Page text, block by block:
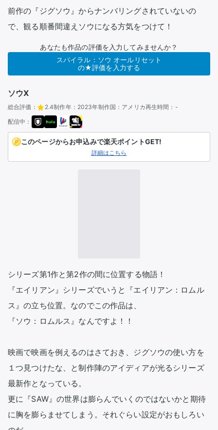
前作の『ジグソウ』からナンバリングされていないの
で、観る順番間違えソウになる方気をつけて！
あなたも作品の評価を入力してみませんか？
スパイラル：ソウ オールリセット
の★評価を入力する
ソウX
総合評価： 2.4制作年： 2023年制作国： アメリカ再生時間： -
配信中：
このページからお申込みで楽天ポイントGET!
詳細はこちら
シリーズ第1作と第2作の間に位置する物語！
『エイリアン』シリーズでいうと『エイリアン：ロムル
ス』の立ち位置。なのでこの作品は、
『ソウ：ロムルス』なんですよ！！
映画で映画を例えるのはさておき、ジグソウの使い方を
１つ見つけたな、と制作陣のアイディアが光るシリーズ
最新作となっている。
更に『SAW』の世界は膨らんでいくのではないかと期待
に胸を膨らませてしまう。それぐらい設定がおもしろい